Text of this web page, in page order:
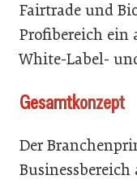
Fairtrade und
Profibereich ein
White-Label-
Gesamtkonzept
Der